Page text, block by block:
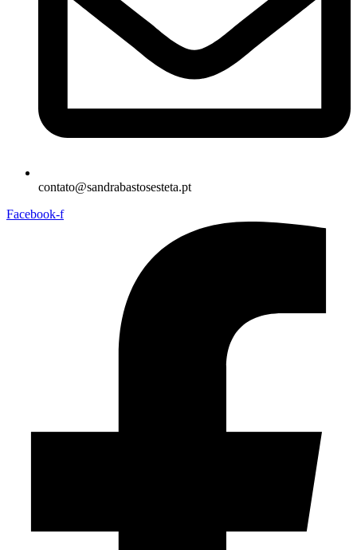
contato@sandrabastosesteta.pt
Facebook-f